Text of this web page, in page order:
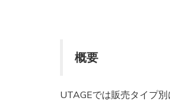
概要
UTAGEでは販売タイプ